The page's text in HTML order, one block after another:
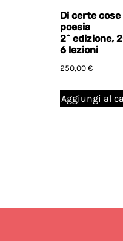
Di certe
poesia
2^ edizione,
6 lezioni
250,00€
Aggiungi al